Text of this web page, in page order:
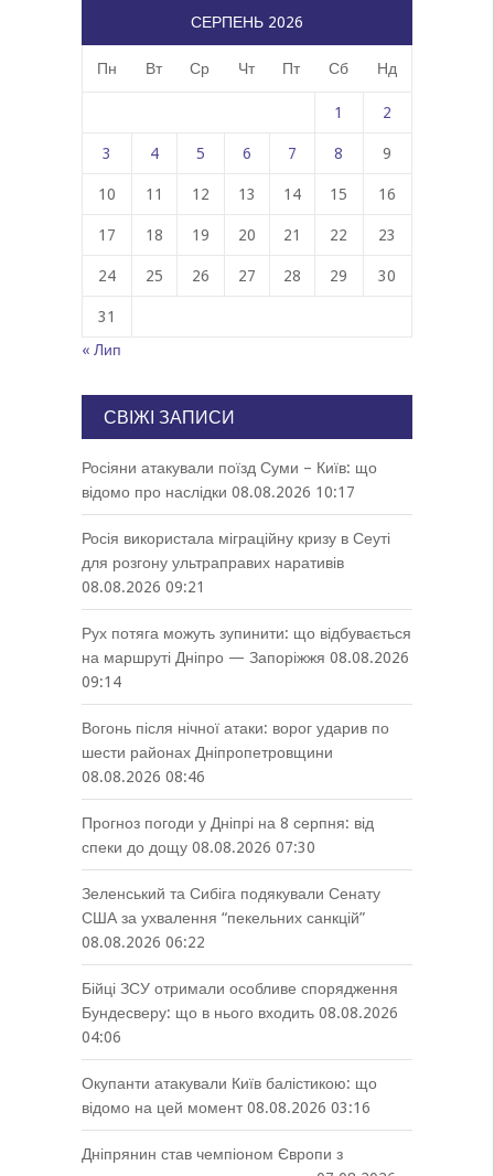
СЕРПЕНЬ 2026
Пн Вт Ср Чт Пт Сб Нд
1 2
3 4 5 6 7 8 9
10 11 12 13 14 15 16
17 18 19 20 21 22 23
24 25 26 27 28 29 30
31
« Лип
СВІЖІ ЗАПИСИ
Росіяни атакували поїзд Суми – Київ: що
відомо про наслідки 08.08.2026 10:17
Росія використала міграційну кризу в Сеуті
для розгону ультраправих наративів
08.08.2026 09:21
Рух потяга можуть зупинити: що відбувається
на маршруті Дніпро — Запоріжжя 08.08.2026
09:14
Вогонь після нічної атаки: ворог ударив по
шести районах Дніпропетровщини
08.08.2026 08:46
Прогноз погоди у Дніпрі на 8 серпня: від
спеки до дощу 08.08.2026 07:30
Зеленський та Сибіга подякували Сенату
США за ухвалення “пекельних санкцій”
08.08.2026 06:22
Бійці ЗСУ отримали особливе спорядження
Бундесверу: що в нього входить 08.08.2026
04:06
Окупанти атакували Київ балістикою: що
відомо на цей момент 08.08.2026 03:16
Дніпрянин став чемпіоном Європи з